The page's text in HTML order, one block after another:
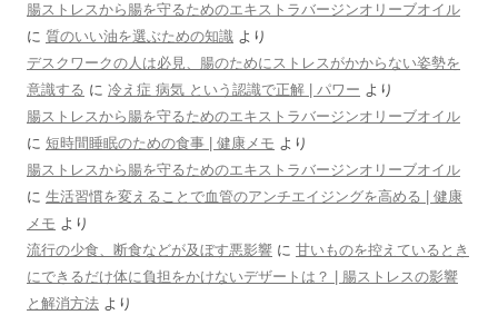
腸ストレスから腸を守るためのエキストラバージンオリーブオイル
に 質のいい油を選ぶための知識 より
デスクワークの人は必見、腸のためにストレスがかからない姿勢を
意識する に 冷え症 病気 という認識で正解 | パワー より
腸ストレスから腸を守るためのエキストラバージンオリーブオイル
に 短時間睡眠のための食事 | 健康メモ より
腸ストレスから腸を守るためのエキストラバージンオリーブオイル
に 生活習慣を変えることで血管のアンチエイジングを高める | 健康
メモ より
流行の少食、断食などが及ぼす悪影響 に 甘いものを控えているとき
にできるだけ体に負担をかけないデザートは？ | 腸ストレスの影響
と解消方法 より